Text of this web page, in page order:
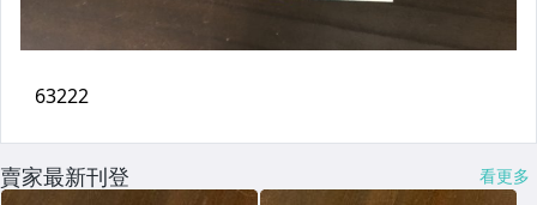
賣家最新刊登 看更多